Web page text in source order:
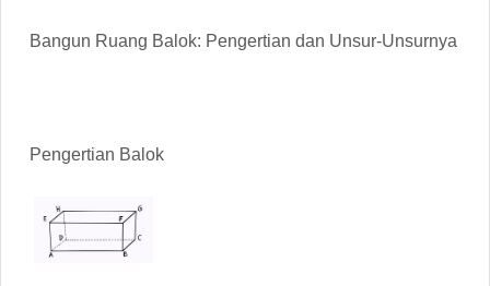
Bangun Ruang Balok: Pengertian dan Unsur-Unsurnya
Pengertian Balok